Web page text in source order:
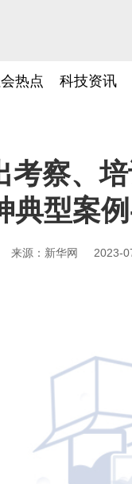
热点 科技资讯
考察、
典型案
来源：新华网 2023-